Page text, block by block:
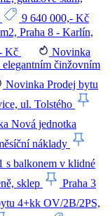
9 640 000,- Kč
Praha 8 - Karlín,
Kč
Novinka
činžovním
Novinka Prodej bytu
ul. Tolstého
Nová jednotka
náklady
s balkonem v klidné
sklep
Praha 3
4+kk OV/2B/2PS,